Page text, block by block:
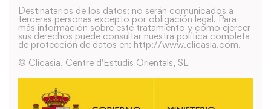
Destinatarios de los datos: no serán comunicados a
terceras personas excepto por obligación legal. Para
más información sobre este tratamiento y como ejercer
sus derechos puede consultar nuestra política completa
de protección de datos en: http://www.clicasia.com.
© Clicasia, Centre d'Estudis Orientals, SL